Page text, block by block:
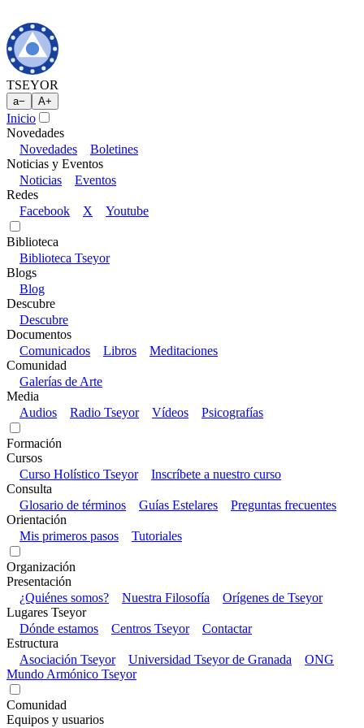
TSEYOR
a− A+
Inicio
Novedades
Novedades
Boletines
Noticias y Eventos
Noticias
Eventos
Redes
Facebook
X Youtube
Biblioteca
Biblioteca Tseyor
Blogs
Blog
Descubre
Descubre
Documentos
Comunicados
Libros
Meditaciones
Comunidad
Galerías de Arte
Media
Audios
Radio Tseyor Vídeos Psicografías
Formación
Cursos
Curso Holístico Tseyor
Inscríbete a nuestro curso
Consulta
Glosario de términos
Guías Estelares
Preguntas frecuentes
Orientación
Mis primeros pasos
Tutoriales
Organización
Presentación
¿Quiénes somos?
Nuestra Filosofía
Orígenes de Tseyor
Lugares Tseyor
Dónde estamos
Centros Tseyor
Contactar
Estructura
Asociación Tseyor
Universidad Tseyor de Granada
ONG
Mundo Armónico Tseyor
Comunidad
Equipos y usuarios